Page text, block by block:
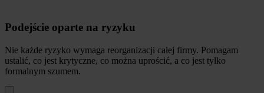
Podejście oparte na ryzyku
Nie każde ryzyko wymaga reorganizacji całej firmy. Pomagam
ustalić, co jest krytyczne, co można uprościć, a co jest tylko
formalnym szumem.